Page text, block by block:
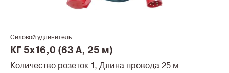
Силовой удлинитель
КГ 5x16,0 (63 А, 25 м)
Количество розеток 1, Длина провода 25 м